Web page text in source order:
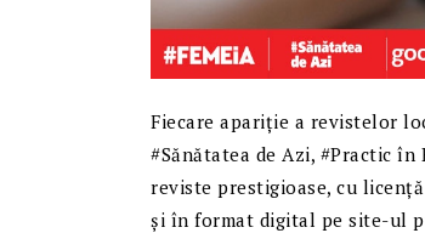
Fiecare apariție a revistelor
#Sănătatea de Azi, #Practic în
reviste prestigioase, cu
și în format digital pe site-ul